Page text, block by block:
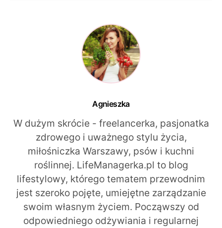
Agnieszka
W dużym skrócie - freelancerka, pasjonatka
zdrowego i uważnego stylu życia,
miłośniczka Warszawy, psów i kuchni
roślinnej. LifeManagerka.pl to blog
lifestylowy, którego tematem przewodnim
jest szeroko pojęte, umiejętne zarządzanie
swoim własnym życiem. Począwszy od
odpowiedniego odżywiania i regularnej